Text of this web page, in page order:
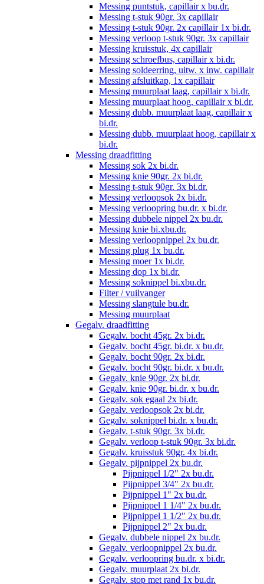
Messing puntstuk, capillair x bu.dr.
Messing t-stuk 90gr. 3x capillair
Messing t-stuk 90gr. 2x capillair 1x bi.dr.
Messing verloop t-stuk 90gr. 3x capillair
Messing kruisstuk, 4x capillair
Messing schroefbus, capillair x bi.dr.
Messing soldeerring, uitw. x inw. capillair
Messing afsluitkap, 1x capillair
Messing muurplaat laag, capillair x bi.dr.
Messing muurplaat hoog, capillair x bi.dr.
Messing dubb. muurplaat laag, capillair x
bi.dr.
Messing dubb. muurplaat hoog, capillair x
bi.dr.
Messing draadfitting
Messing sok 2x bi.dr.
Messing knie 90gr. 2x bi.dr.
Messing t-stuk 90gr. 3x bi.dr.
Messing verloopsok 2x bi.dr.
Messing verloopring bu.dr. x bi.dr.
Messing dubbele nippel 2x bu.dr.
Messing knie bi.xbu.dr.
Messing verloopnippel 2x bu.dr.
Messing plug 1x bu.dr.
Messing moer 1x bi.dr.
Messing dop 1x bi.dr.
Messing soknippel bi.xbu.dr.
Filter / vuilvanger
Messing slangtule bu.dr.
Messing muurplaat
Gegalv. draadfitting
Gegalv. bocht 45gr. 2x bi.dr.
Gegalv. bocht 45gr. bi.dr. x bu.dr.
Gegalv. bocht 90gr. 2x bi.dr.
Gegalv. bocht 90gr. bi.dr. x bu.dr.
Gegalv. knie 90gr. 2x bi.dr.
Gegalv. knie 90gr. bi.dr. x bu.dr.
Gegalv. sok egaal 2x bi.dr.
Gegalv. verloopsok 2x bi.dr.
Gegalv. soknippel bi.dr. x bu.dr.
Gegalv. t-stuk 90gr. 3x bi.dr.
Gegalv. verloop t-stuk 90gr. 3x bi.dr.
Gegalv. kruisstuk 90gr. 4x bi.dr.
Gegalv. pijpnippel 2x bu.dr.
Pijpnippel 1/2" 2x bu.dr.
Pijpnippel 3/4" 2x bu.dr.
Pijpnippel 1" 2x bu.dr.
Pijpnippel 1 1/4" 2x bu.dr.
Pijpnippel 1 1/2" 2x bu.dr.
Pijpnippel 2" 2x bu.dr.
Gegalv. dubbele nippel 2x bu.dr.
Gegalv. verloopnippel 2x bu.dr.
Gegalv. verloopring bu.dr. x bi.dr.
Gegalv. muurplaat 2x bi.dr.
Gegalv. stop met rand 1x bu.dr.